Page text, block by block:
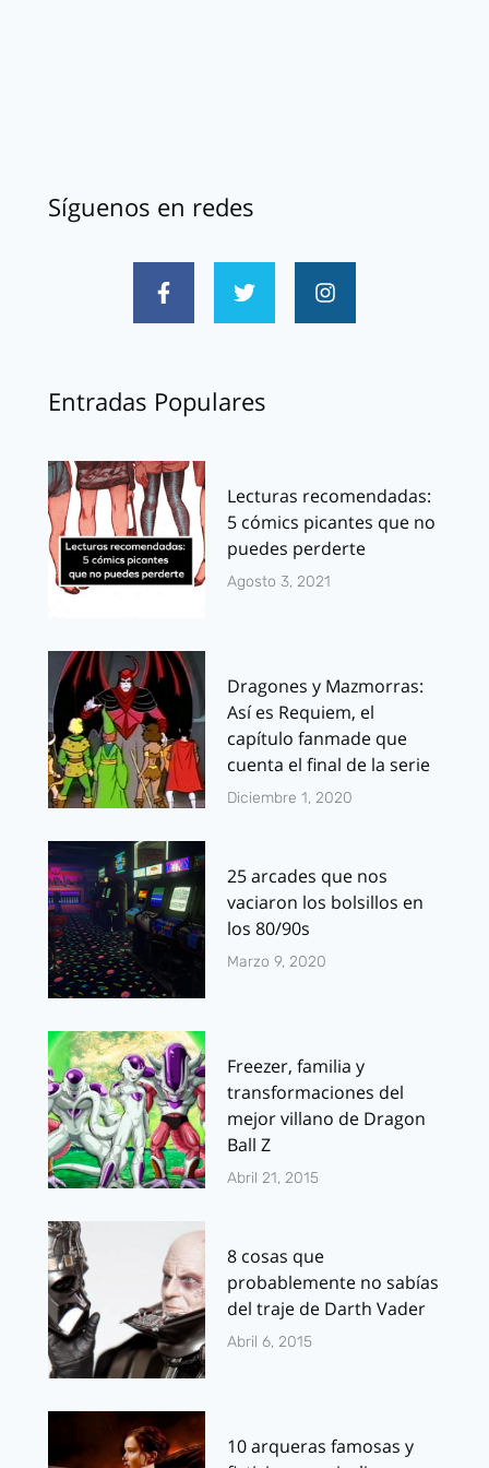
Síguenos en redes
Entradas Populares
Lecturas recomendadas:
5 cómics picantes que no
puedes perderte
Agosto 3, 2021
Dragones y Mazmorras:
Así es Requiem, el
capítulo fanmade que
cuenta el final de la serie
Diciembre 1, 2020
25 arcades que nos
vaciaron los bolsillos en
los 80/90s
Marzo 9, 2020
Freezer, familia y
transformaciones del
mejor villano de Dragon
Ball Z
Abril 21, 2015
8 cosas que
probablemente no sabías
del traje de Darth Vader
Abril 6, 2015
10 arqueras famosas y